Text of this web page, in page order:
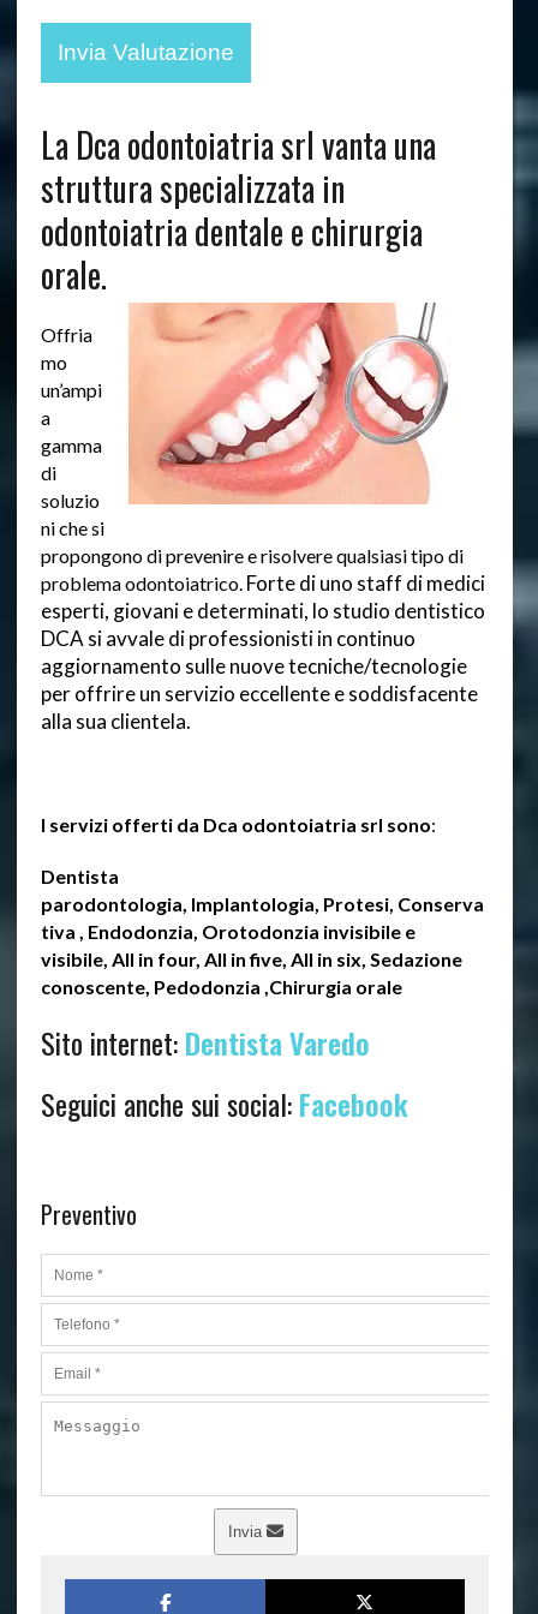
La Dca odontoiatria srl vanta una
struttura specializzata in
odontoiatria dentale e chirurgia
orale.
Offria
mo
un’ampi
a
gamma
di
soluzio
ni che si
propongono di prevenire e risolvere qualsiasi tipo di
problema odontoiatrico. Forte di uno staff di medici
esperti, giovani e determinati, lo studio dentistico
DCA si avvale di professionisti in continuo
aggiornamento sulle nuove tecniche/tecnologie
per offrire un servizio eccellente e soddisfacente
alla sua clientela.
I servizi offerti da Dca odontoiatria srl sono:
Dentista
parodontologia, Implantologia, Protesi, Conserva
tiva , Endodonzia, Orotodonzia invisibile e
visibile, All in four, All in five, All in six, Sedazione
conoscente, Pedodonzia ,Chirurgia orale
Sito internet:Dentista Varedo
Seguici anche sui social:Facebook
Preventivo
Invia